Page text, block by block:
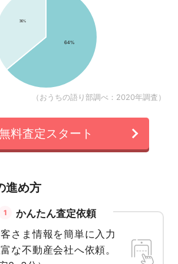
（おうちの語り部調べ：2020年調査）
料査定スタート
進め方
1
かんたん査定依頼
さま情報を簡単に入力
な不動産会社へ依頼。